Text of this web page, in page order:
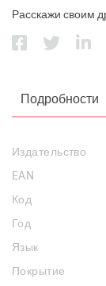
Расскажи своим
Подробности
Издательство
EAN
Код
Год
Язык
Покрытие